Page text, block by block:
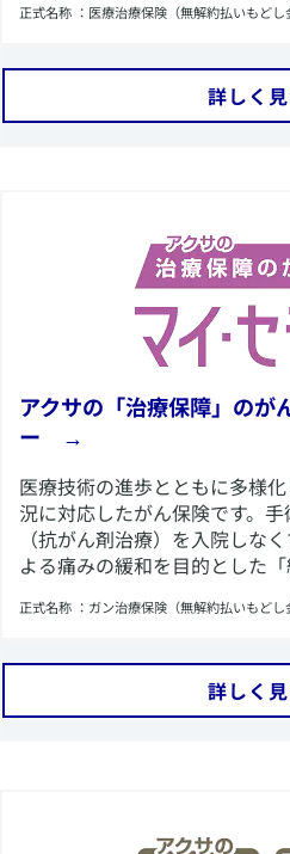
正式名称 ：医療治療保険（無解約払いもど
詳しく
アクサの「治療保障」の
ー →
医療技術の進歩とともに多様
況に対応したがん保険です。
（抗がん剤治療）を入院しな
よる痛みの緩和を目的とした「
正式名称 ：ガン治療保険（無解約払いもど
詳しく